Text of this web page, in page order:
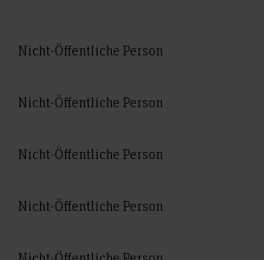
Nicht-Öffentliche Person
Nicht-Öffentliche Person
Nicht-Öffentliche Person
Nicht-Öffentliche Person